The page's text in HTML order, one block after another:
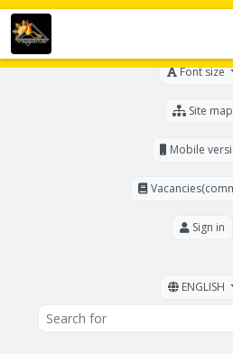
Font size
Site map
Mobile
Sign in
ENGLISH